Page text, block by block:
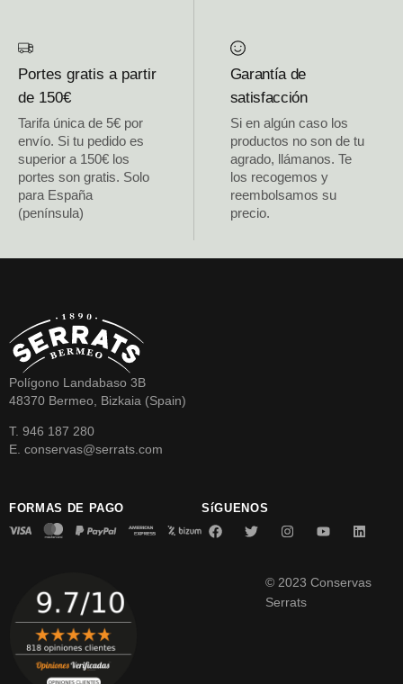
Portes gratis a partir
de 150€
Tarifa única de 5€ por
envío. Si tu pedido es
superior a 150€ los
portes son gratis. Solo
para España
(península)
Garantía de
satisfacción
Si en algún caso los
productos no son de tu
agrado, llámanos. Te
los recogemos y
reembolsamos su
precio.
Polígono Landabaso 3B
48370 Bermeo, Bizkaia (Spain)
T. 946 187 280
E. conservas@serrats.com
FORMAS DE PAGO SíGUENOS
© 2023 Conservas
Serrats